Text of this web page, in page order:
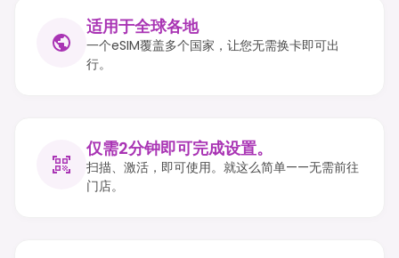
适用于全球各地
一个eSIM覆盖多个国家，让您无需换卡即可出
行。
仅需2分钟即可完成设置。
扫描、激活，即可使用。就这么简单——无需前往
门店。